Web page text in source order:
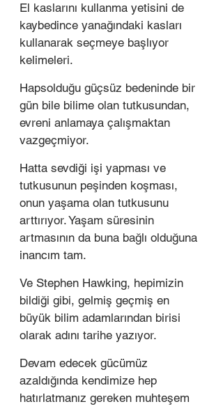
El kaslarını kullanma yetisini de
kaybedince yanağındaki kasları
kullanarak seçmeye başlıyor
kelimeleri.
Hapsolduğu güçsüz bedeninde bir
gün bile bilime olan tutkusundan,
evreni anlamaya çalışmaktan
vazgeçmiyor.
Hatta sevdiği işi yapması ve
tutkusunun peşinden koşması,
onun yaşama olan tutkusunu
arttırıyor. Yaşam süresinin
artmasının da buna bağlı olduğuna
inancım tam.
Ve Stephen Hawking, hepimizin
bildiği gibi, gelmiş geçmiş en
büyük bilim adamlarından birisi
olarak adını tarihe yazıyor.
Devam edecek gücümüz
azaldığında kendimize hep
hatırlatmanız gereken muhteşem